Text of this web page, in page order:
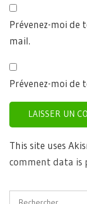
Prévenez-moi de
mail.
Prévenez-moi de
This site uses
comment data is
Rechercher :